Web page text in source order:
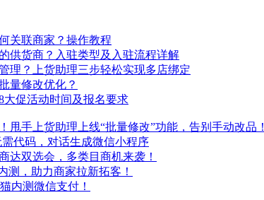
关联商家？操作教程
供货商？入驻类型及入驻流程详解
理？上货助理三步轻松实现多店绑定
量修改优化？
大促活动时间及报名要求
甩手上货助理上线“批量修改”功能，告别手动改品！
代码，对话生成微信小程序
达双选会，多类目商机来袭！
测，助力商家拉新拓客！
内测微信支付！